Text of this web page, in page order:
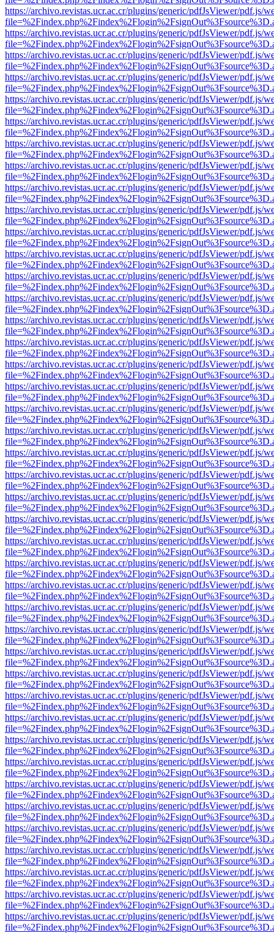
https://archivo.revistas.ucr.ac.cr/plugins/generic/pdfJsViewer/pdf.js/
https://archivo.revistas.ucr.ac.cr/plugins/generic/pdfJsViewer/pdf.js/
https://archivo.revistas.ucr.ac.cr/plugins/generic/pdfJsViewer/pdf.js/
https://archivo.revistas.ucr.ac.cr/plugins/generic/pdfJsViewer/pdf.js/
https://archivo.revistas.ucr.ac.cr/plugins/generic/pdfJsViewer/pdf.js/
https://archivo.revistas.ucr.ac.cr/plugins/generic/pdfJsViewer/pdf.js/
https://archivo.revistas.ucr.ac.cr/plugins/generic/pdfJsViewer/pdf.js/
https://archivo.revistas.ucr.ac.cr/plugins/generic/pdfJsViewer/pdf.js/
https://archivo.revistas.ucr.ac.cr/plugins/generic/pdfJsViewer/pdf.js/
https://archivo.revistas.ucr.ac.cr/plugins/generic/pdfJsViewer/pdf.js/
https://archivo.revistas.ucr.ac.cr/plugins/generic/pdfJsViewer/pdf.js/
https://archivo.revistas.ucr.ac.cr/plugins/generic/pdfJsViewer/pdf.js/
https://archivo.revistas.ucr.ac.cr/plugins/generic/pdfJsViewer/pdf.js/
https://archivo.revistas.ucr.ac.cr/plugins/generic/pdfJsViewer/pdf.js/
https://archivo.revistas.ucr.ac.cr/plugins/generic/pdfJsViewer/pdf.js/
https://archivo.revistas.ucr.ac.cr/plugins/generic/pdfJsViewer/pdf.js/
https://archivo.revistas.ucr.ac.cr/plugins/generic/pdfJsViewer/pdf.js/
https://archivo.revistas.ucr.ac.cr/plugins/generic/pdfJsViewer/pdf.js/
https://archivo.revistas.ucr.ac.cr/plugins/generic/pdfJsViewer/pdf.js/
https://archivo.revistas.ucr.ac.cr/plugins/generic/pdfJsViewer/pdf.js/
https://archivo.revistas.ucr.ac.cr/plugins/generic/pdfJsViewer/pdf.js/
https://archivo.revistas.ucr.ac.cr/plugins/generic/pdfJsViewer/pdf.js/
https://archivo.revistas.ucr.ac.cr/plugins/generic/pdfJsViewer/pdf.js/
https://archivo.revistas.ucr.ac.cr/plugins/generic/pdfJsViewer/pdf.js/
https://archivo.revistas.ucr.ac.cr/plugins/generic/pdfJsViewer/pdf.js/
https://archivo.revistas.ucr.ac.cr/plugins/generic/pdfJsViewer/pdf.js/
https://archivo.revistas.ucr.ac.cr/plugins/generic/pdfJsViewer/pdf.js/
https://archivo.revistas.ucr.ac.cr/plugins/generic/pdfJsViewer/pdf.js/
https://archivo.revistas.ucr.ac.cr/plugins/generic/pdfJsViewer/pdf.js/
https://archivo.revistas.ucr.ac.cr/plugins/generic/pdfJsViewer/pdf.js/
https://archivo.revistas.ucr.ac.cr/plugins/generic/pdfJsViewer/pdf.js/
https://archivo.revistas.ucr.ac.cr/plugins/generic/pdfJsViewer/pdf.js/
https://archivo.revistas.ucr.ac.cr/plugins/generic/pdfJsViewer/pdf.js/
https://archivo.revistas.ucr.ac.cr/plugins/generic/pdfJsViewer/pdf.js/
https://archivo.revistas.ucr.ac.cr/plugins/generic/pdfJsViewer/pdf.js/
https://archivo.revistas.ucr.ac.cr/plugins/generic/pdfJsViewer/pdf.js/
https://archivo.revistas.ucr.ac.cr/plugins/generic/pdfJsViewer/pdf.js/
https://archivo.revistas.ucr.ac.cr/plugins/generic/pdfJsViewer/pdf.js/
https://archivo.revistas.ucr.ac.cr/plugins/generic/pdfJsViewer/pdf.js/
https://archivo.revistas.ucr.ac.cr/plugins/generic/pdfJsViewer/pdf.js/
https://archivo.revistas.ucr.ac.cr/plugins/generic/pdfJsViewer/pdf.js/
https://archivo.revistas.ucr.ac.cr/plugins/generic/pdfJsViewer/pdf.js/